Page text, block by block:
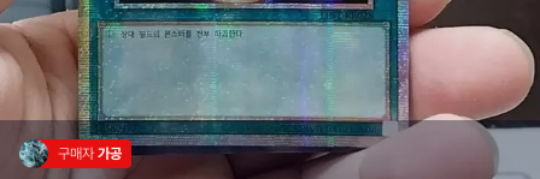
구매자 가공